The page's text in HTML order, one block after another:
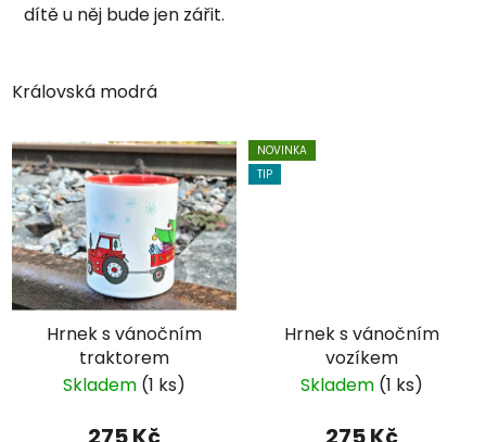
dítě u něj bude jen zářit.
Královská modrá
Hrnek s vánočním
traktorem
Skladem (1 ks)
NOVINKA
TIP
Hrnek s vánočním
vozíkem
Skladem (1 ks)